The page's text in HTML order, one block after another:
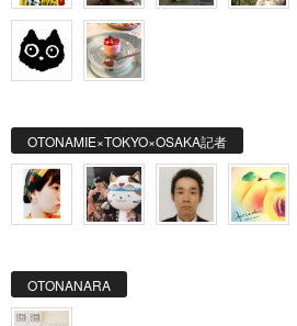
OTONAMIE×TOKYO×OSAKA記者
OTONANARA